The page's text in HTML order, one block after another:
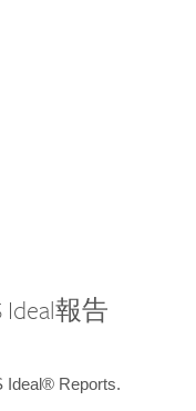
報告
Ideal® Reports.